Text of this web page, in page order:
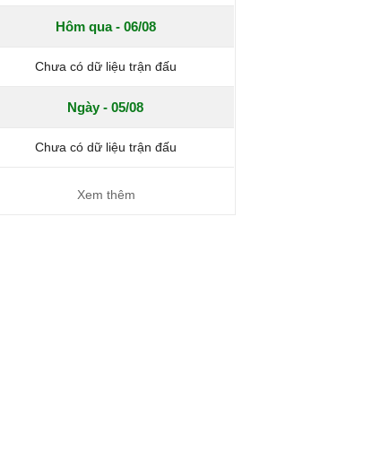
Hôm qua - 06/08
Chưa có dữ liệu trận đấu
Ngày - 05/08
Chưa có dữ liệu trận đấu
Xem thêm